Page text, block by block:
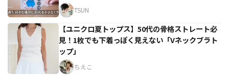
TSUN
【ユニクロ夏トップス】50代の骨格ストレート必
見！1枚でも下着っぽく見えない「Vネックブラト
ップ」
ちえこ